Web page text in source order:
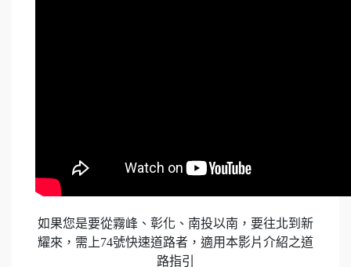
如果您是要從霧峰、彰化、南投以南，要往北到新
耀來，需上74號快速道路者，適用本影片介紹之道
路指引